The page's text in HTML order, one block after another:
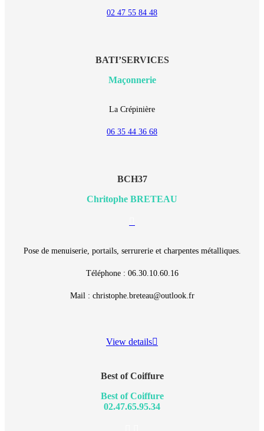
02 47 55 84 48
BATI’SERVICES
Maçonnerie
La Crépinière
06 35 44 36 68
BCH37
Chritophe BRETEAU
Pose de menuiserie, portails, serrurerie et charpentes métalliques.
Téléphone : 06.30.10.60.16
Mail : christophe.breteau@outlook.fr
View details
Best of Coiffure
Best of Coiffure
02.47.65.95.34